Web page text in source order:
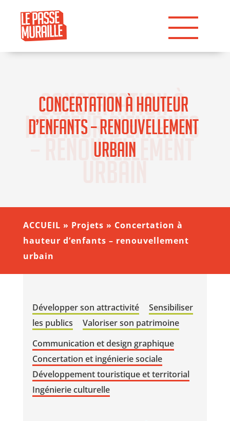
Concertation à
hauteur d’enfants
– renouvellement
Concertation à hauteur
d’enfants – renouvellement
urbain
ACCUEIL » Projets » Concertation à
hauteur d’enfants – renouvellement
urbain
Développer son attractivité
Sensibiliser
les publics
Valoriser son patrimoine
Communication et design graphique
Concertation et ingénierie sociale
Développement touristique et territorial
Ingénierie culturelle